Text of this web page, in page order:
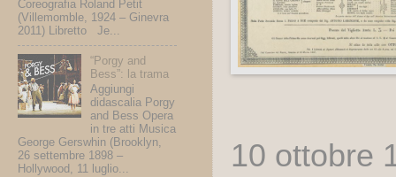
10 ottobre
Coreografia Roland Petit
(Villemomble, 1924 – Ginevra
2011) Libretto Je...
“Porgy and
Bess”: la trama
Aggiungi
didascalia Porgy
and Bess Opera
in tre atti Musica
George Gerswhin (Brooklyn,
26 settembre 1898 –
Hollywood, 11 luglio...